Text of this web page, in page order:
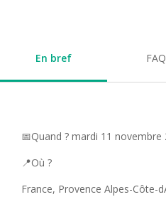
En bref FAQ
📅Quand ? mardi 11 novembre
📍Où ?
France, Provence Alpes-Côte-